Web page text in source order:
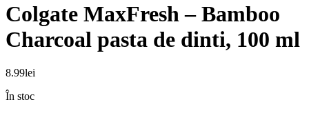
Colgate MaxFresh – Bamboo
Charcoal pasta de dinti, 100 ml
8.99lei
În stoc